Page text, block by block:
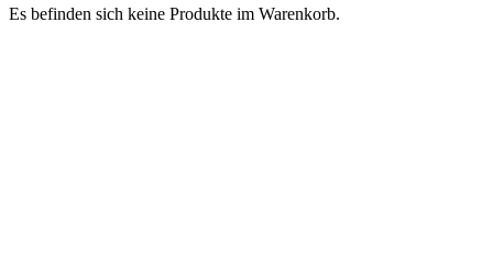
Es befinden sich keine Produkte im Warenkorb.